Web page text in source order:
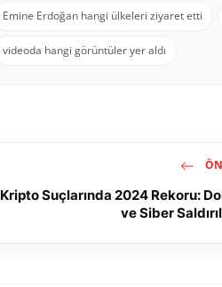
Emine Erdoğan hangi ülkeleri ziyaret etti
videoda hangi görüntüler yer aldı
Kripto Suçlarında 2024 Rekoru:
ve Siber